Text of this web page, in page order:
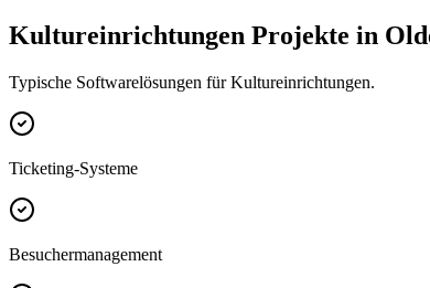
Kultureinrichtungen Projekte in
Typische Softwarelösungen für Kultureinrichtungen.
Ticketing-Systeme
Besuchermanagement